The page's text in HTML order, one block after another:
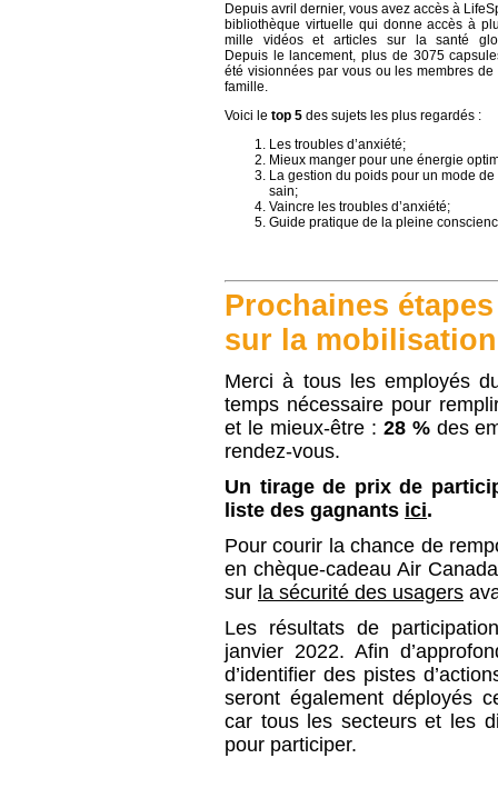
Depuis avril dernier, vous avez accès à
bibliothèque virtuelle qui donne accès à
mille vidéos et articles sur la santé
Depuis le lancement, plus de 3075
été visionnées par vous ou les membres de
famille.
Voici le top 5 des sujets les plus regardés :
Les troubles d’anxiété;
Mieux manger pour une énergie
La gestion du poids pour un mode de
sain;
Vaincre les troubles d’anxiété;
Guide pratique de la pleine
Prochaines
sur la
Merci à tous les employés
temps nécessaire pour
et le mieux-être : 28 %des
rendez-vous.
Un tirage de prix de
liste des gagnants ici.
Pour courir la chance de
en chèque-cadeau Air
sur la sécurité des usagers
Les résultats de
janvier 2022. Afin
d’identifier des pistes
seront également déployés
car tous les secteurs et les
pour participer.